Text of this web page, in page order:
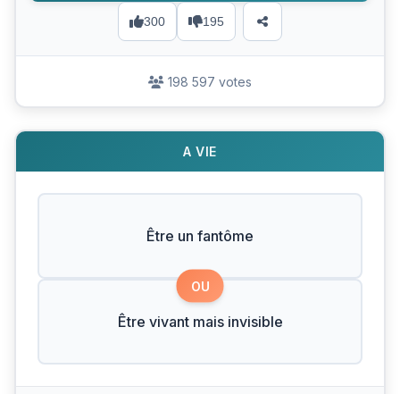
300 195
198 597 votes
A VIE
Être un fantôme
OU
Être vivant mais invisible